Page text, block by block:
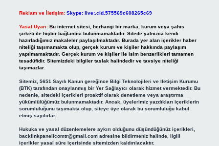
Reklam ve İletişim: Skype: live:.cid.575569c608265c69
Yasal Uyarı: Bu internet sitesi, herhangi bir marka, kurum veya şahıs
şirketi ile hiçbir bağlantısı bulunmamaktadır. Sitede yalnızca kendi
hazırladığımız makaleler paylaşılmaktadır. Burada yer alan içerikler haber
niteliği taşımamakta olup, gerçek kurum ve kişiler hakkında paylaşım
yapılmamaktadır. Gerçek kurum ve kişiler ile isim benzerlikleri tamamen
tesadüfidir. Sitemizdeki bilgiler taslak halindedir ve tavsiye niteliği
taşımazlar.
Sitemiz, 5651 Sayılı Kanun gereğince Bilgi Teknolojileri ve İletişim Kurumu
(BTK) tarafından onaylanmış bir Yer Sağlayıcı olarak hizmet vermektedir. Bu
nedenle, sitedeki içerikleri proaktif olarak denetleme veya araştırma
yükümlülüğümüz bulunmamaktadır. Ancak, üyelerimiz yazdıkları içeriklerin
sorumluluğunu taşımakta olup, siteye üye olarak bu sorumluluğu kabul
etmiş sayılırlar.
Hukuka ve yasal düzenlemelere aykırı olduğunu düşündüğünüz içerikleri,
backlinkpanelicomtr@gmail.comadresine bildirmeniz halinde, ilgili
içerikler yasal süre içerisinde sitemizden kaldırılacaktır.